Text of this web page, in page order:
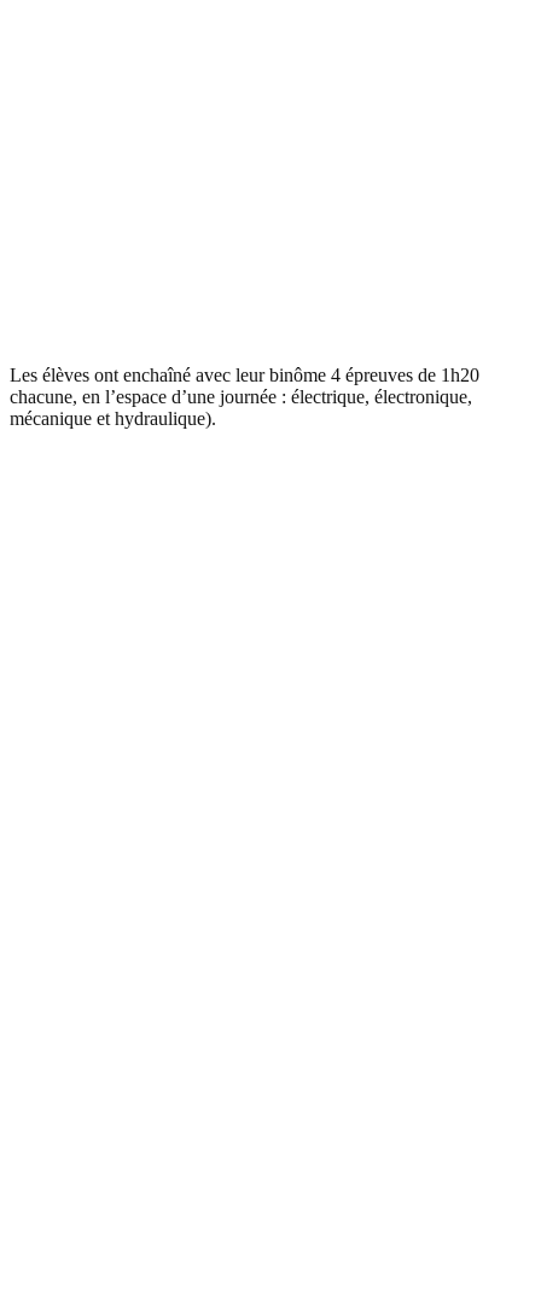
Les élèves ont enchaîné avec leur binôme 4 épreuves de 1h20
chacune, en l’espace d’une journée : électrique, électronique,
mécanique et hydraulique).